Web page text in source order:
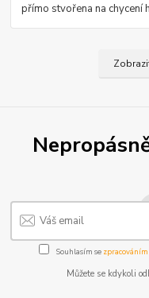
přímo stvořena na chycení
Souhlasím se
Můžete se kdykoli